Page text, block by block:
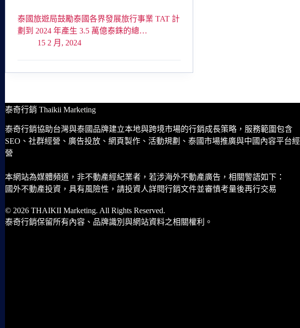
泰國旅遊局鼓勵泰國各界發展旅行事業 TAT 計
劃到 2024 年產生 3.5 萬億泰銖的總…
15 2 月, 2024
泰奇行銷 Thaikii Marketing
泰奇行銷協助台灣與泰國品牌建立本地與跨境市場的行銷成長策略，服務範圍包含
SEO、社群經營、廣告投放、網頁製作、活動規劃、泰國市場推廣與中國內容平台經
營
本網站為媒體頻道，非不動產經紀業者，若涉海外不動產廣告，相關警語如下：
國外不動產投資，具有風險性，請投資人詳閱行銷文件並審慎考量後再行交易
© 2026 THAIKII Marketing. All Rights Reserved.
泰奇行銷保留所有內容、品牌識別與網站資料之相關權利。